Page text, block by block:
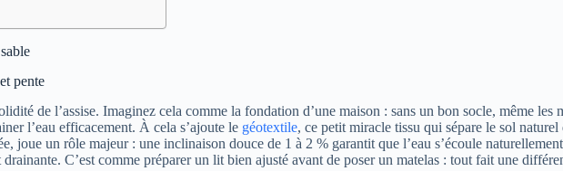
pente
de l’assise. Imaginez cela comme la fondation d’une maison : sans un bon socle, même
l’eau efficacement. À cela s’ajoute le géotextile, ce petit miracle tissu qui sépare le sol
joue un rôle majeur : une inclinaison douce de 1 à 2 % garantit que l’eau s’écoule
C’est comme préparer un lit bien ajusté avant de poser un matelas : tout fait une